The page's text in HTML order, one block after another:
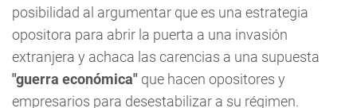
posibilidad al argumentar que es una estrategia
opositora para abrir la puerta a una invasión
extranjera y achaca las carencias a una supuesta
"guerra económica" que hacen opositores y
empresarios para desestabilizar a su régimen.